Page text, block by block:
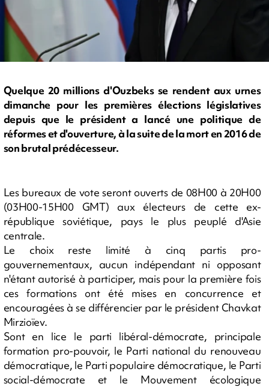
Quelque 20 millions d'Ouzbeks se rendent aux urnes
dimanche pour les premières élections législatives
depuis que le président a lancé une politique de
réformes et d'ouverture, à la suite de la mort en 2016 de
son brutal prédécesseur.
Les bureaux de vote seront ouverts de 08H00 à 20H00
(03H00-15H00 GMT) aux électeurs de cette ex-
république soviétique, pays le plus peuplé d'Asie
centrale.
Le choix reste limité à cinq partis pro-
gouvernementaux, aucun indépendant ni opposant
n'étant autorisé à participer, mais pour la première fois
ces formations ont été mises en concurrence et
encouragées à se différencier par le président Chavkat
Mirzioïev.
Sont en lice le parti libéral-démocrate, principale
formation pro-pouvoir, le Parti national du renouveau
démocratique, le Parti populaire démocratique, le Parti
social-démocrate et le Mouvement écologique